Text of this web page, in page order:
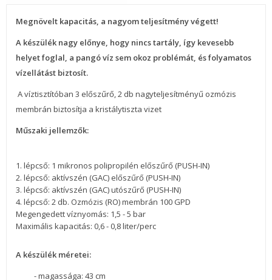
Megnövelt kapacitás, a nagyom teljesítmény végett!
A készülék nagy előnye, hogy nincs tartály, így kevesebb
helyet foglal, a pangó víz sem okoz problémát, és folyamatos
vízellátást biztosít.
A víztisztítóban 3 előszűrő, 2 db nagyteljesítményű ozmózis
membrán biztosítja a kristálytiszta vizet
Műszaki jellemzők:
1. lépcső: 1 mikronos polipropilén előszűrő (PUSH-IN)
2. lépcső: aktívszén (GAC) előszűrő (PUSH-IN)
3. lépcső: aktívszén (GAC) utószűrő (PUSH-IN)
4. lépcső: 2 db. Ozmózis (RO) membrán 100 GPD
Megengedett víznyomás: 1,5 - 5 bar
Maximális kapacitás: 0,6 - 0,8 liter/perc
A készülék méretei:
- magassága: 43 cm